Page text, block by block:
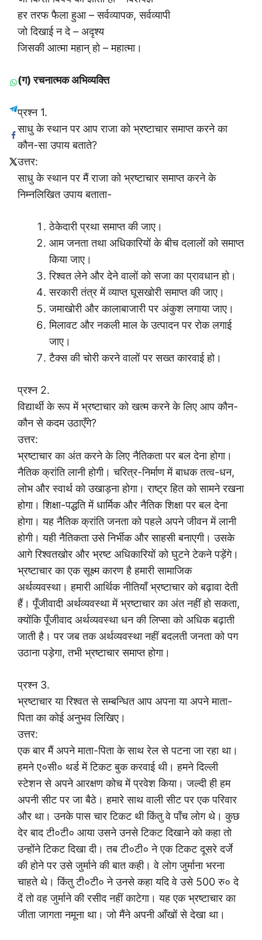
हर तरफ फैला हुआ – सर्वव्यापक, सर्वव्यापी
जो दिखाई न दे – अदृश्य
जिसकी आत्मा महान् हो – महात्मा।
(ग) रचनात्मक अभिव्यक्ति
प्रश्न 1.
साधु के स्थान पर आप राजा को भ्रष्टाचार समाप्त करने का
कौन-सा उपाय बताते?
उत्तर:
साधु के स्थान पर मैं राजा को भ्रष्टाचार समाप्त करने के
निम्नलिखित उपाय बताता-
ठेकेदारी प्रथा समाप्त की जाए।
आम जनता तथा अधिकारियों के बीच दलालों को समाप्त
किया जाए।
रिश्वत लेने और देने वालों को सजा का प्रावधान हो।
सरकारी तंत्र में व्याप्त घूसखोरी समाप्त की जाए।
जमाखोरी और कालाबाजारी पर अंकुश लगाया जाए।
मिलावट और नकली माल के उत्पादन पर रोक लगाई
जाए।
टैक्स की चोरी करने वालों पर सख्त कारवाई हो।
प्रश्न 2.
विद्यार्थी के रूप में भ्रष्टाचार को खत्म करने के लिए आप कौन-
कौन से कदम उठाएँगे?
उत्तर:
भ्रष्टाचार का अंत करने के लिए नैतिकता पर बल देना होगा।
नैतिक क्रांति लानी होगी। चरित्र-निर्माण में बाधक तत्व-धन,
लोभ और स्वार्थ को उखाड़ना होगा। राष्ट्र हित को सामने रखना
होगा। शिक्षा-पद्धति में धार्मिक और नैतिक शिक्षा पर बल देना
होगा। यह नैतिक क्रांति जनता को पहले अपने जीवन में लानी
होगी। यही नैतिकता उसे निर्भीक और साहसी बनाएगी। उसके
आगे रिश्वतखोर और भ्रष्ट अधिकारियों को घुटने टेकने पड़ेंगे।
भ्रष्टाचार का एक सूक्ष्म कारण है हमारी सामाजिक
अर्थव्यवस्था। हमारी आर्थिक नीतियाँ भ्रष्टाचार को बढ़ावा देती
हैं। पूँजीवादी अर्थव्यवस्था में भ्रष्टाचार का अंत नहीं हो सकता,
क्योंकि पूँजीवाद अर्थव्यवस्था धन की लिप्सा को अधिक बढ़ाती
जाती है। पर जब तक अर्थव्यवस्था नहीं बदलती जनता को पग
उठाना पड़ेगा, तभी भ्रष्टाचार समाप्त होगा।
प्रश्न 3.
भ्रष्टाचार या रिश्वत से सम्बन्धित आप अपना या अपने माता-
पिता का कोई अनुभव लिखिए।
उत्तर:
एक बार मैं अपने माता-पिता के साथ रेल से पटना जा रहा था।
हमने ए०सी० थर्ड में टिकट बुक करवाई थी। हमने दिल्ली
स्टेशन से अपने आरक्षण कोच में प्रवेश किया। जल्दी ही हम
अपनी सीट पर जा बैठे। हमारे साथ वाली सीट पर एक परिवार
और था। उनके पास चार टिकट थी किंतु वे पाँच लोग थे। कुछ
देर बाद टी०टी० आया उसने उनसे टिकट दिखाने को कहा तो
उन्होंने टिकट दिखा दी। तब टी०टी० ने एक टिकट दूसरे दर्जे
की होने पर उसे जुर्माने की बात कही। वे लोग जुर्माना भरना
चाहते थे। किंतु टी०टी० ने उनसे कहा यदि वे उसे 500 रु० दे
दें तो वह जुर्माने की रसीद नहीं काटेगा। यह एक भ्रष्टाचार का
जीता जागता नमूना था। जो मैंने अपनी आँखों से देखा था।